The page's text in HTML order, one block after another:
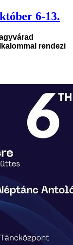
6-13.
rendezi